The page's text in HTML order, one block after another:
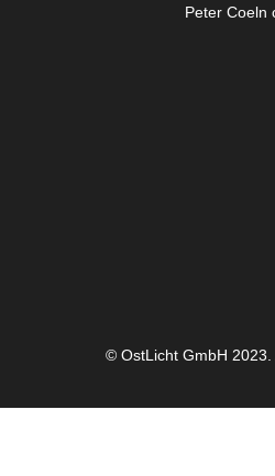
Peter Coeln
© OstLicht GmbH 2023.